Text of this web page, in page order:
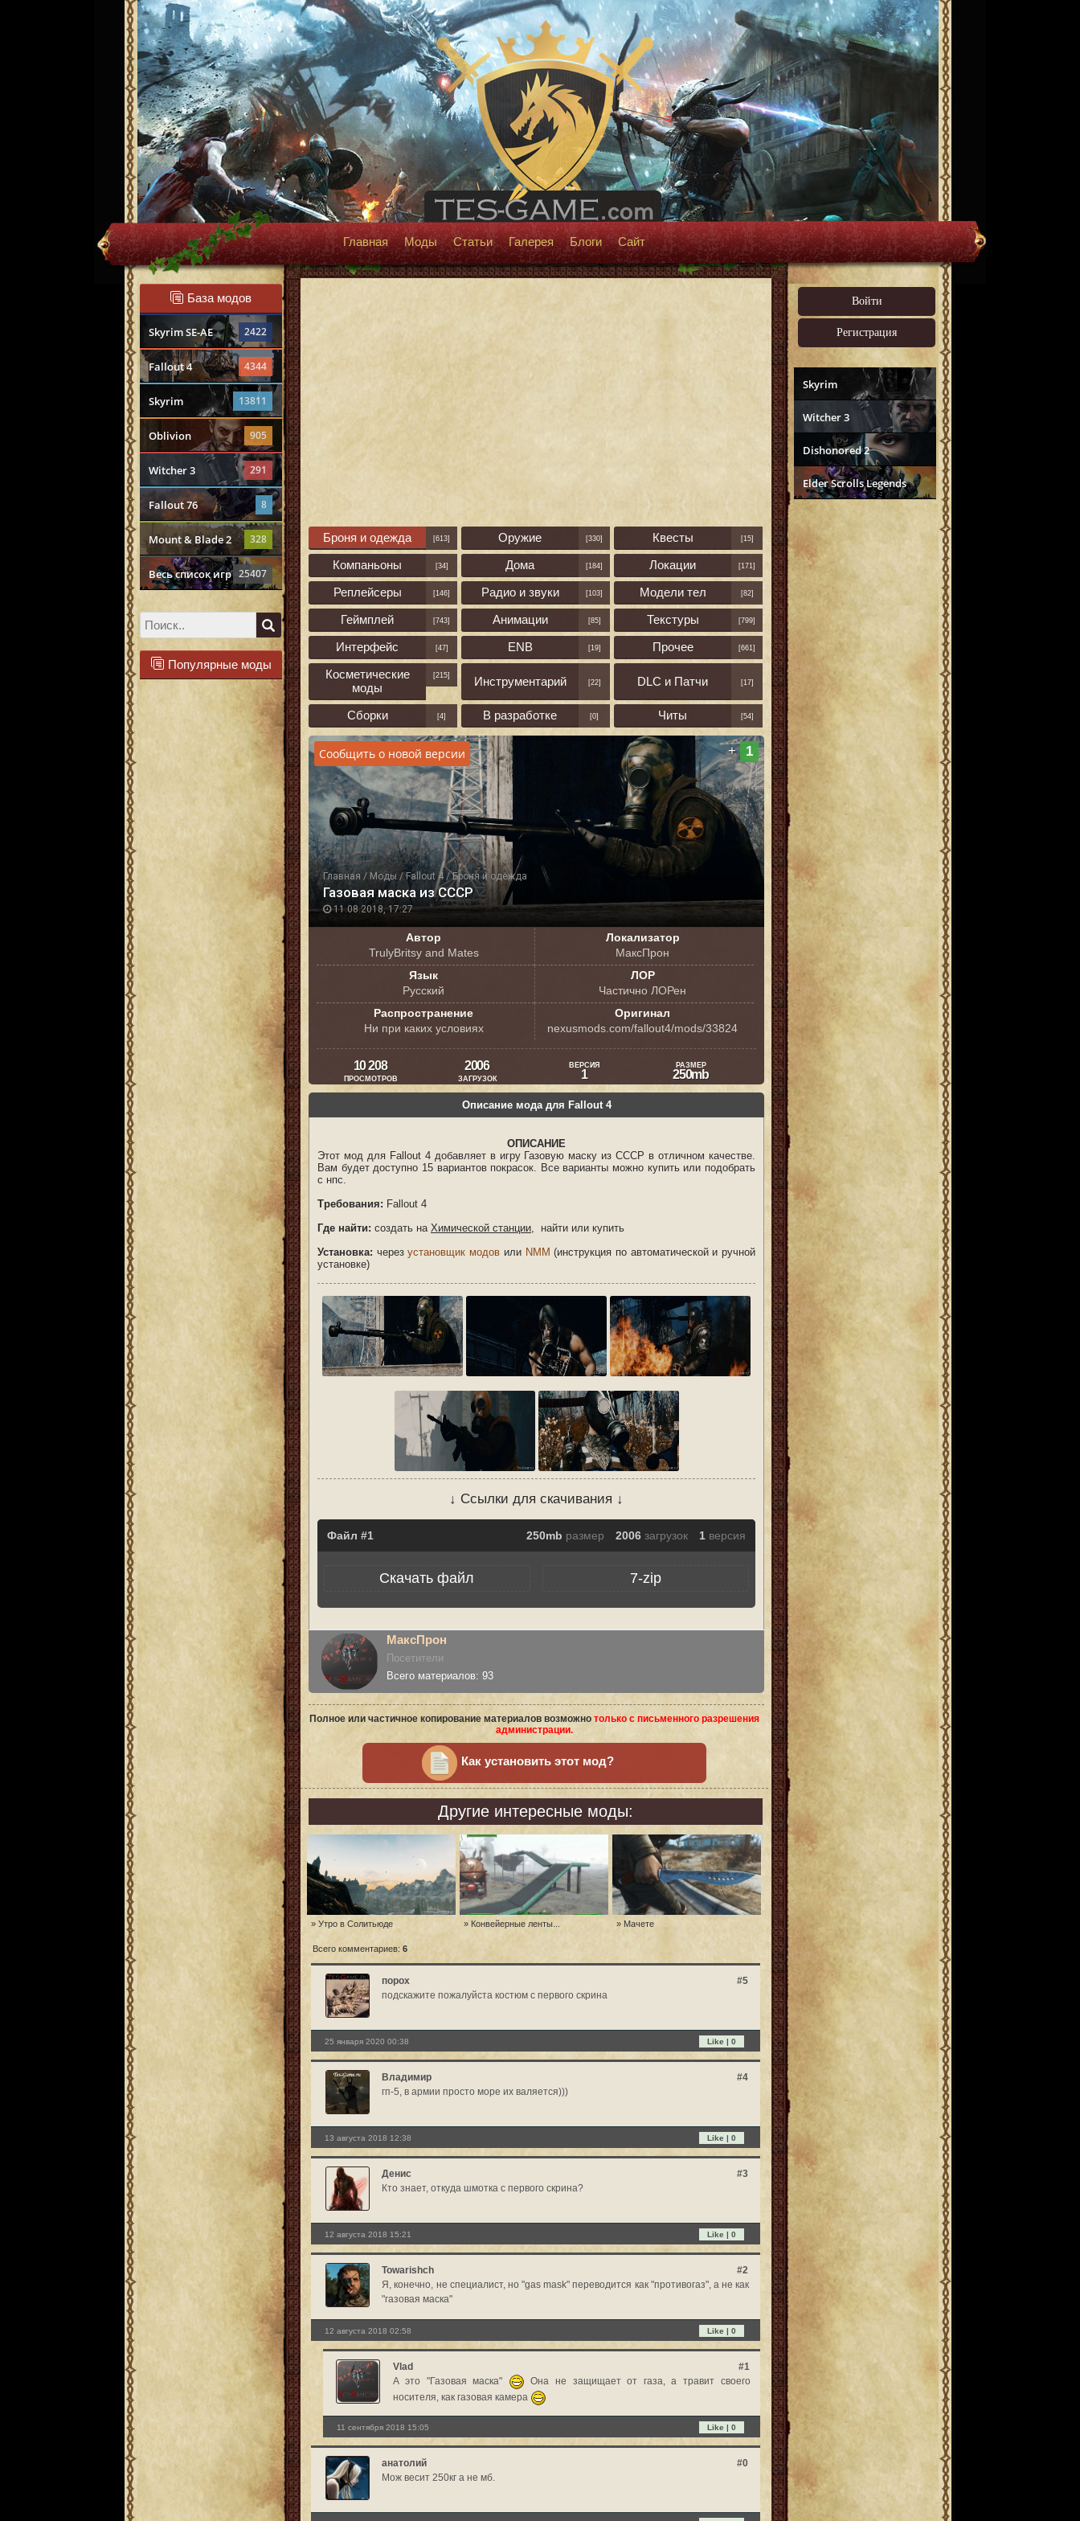
Главная Моды Статьи Галерея Блоги Сайт
База модов
Skyrim SE-AE 2422
Fallout 4 4344
Skyrim 13811
Oblivion 905
Witcher 3 291
Fallout 76 8
Mount & Blade 2 328
Весь список игр 25407
Популярные моды
Войти
Регистрация
Skyrim
Witcher 3
Dishonored 2
Elder Scrolls Legends
Броня и одежда [613] Оружие [330] Квесты [15]
Компаньоны [34] Дома [184] Локации [171]
Реплейсеры [146] Радио и звуки [103] Модели тел [82]
Геймплей [743] Анимации [85] Текстуры [799]
Интерфейс [47] ENB [19] Прочее [661]
Косметические
моды
[215] Инструментарий [22] DLC и Патчи [17]
Сборки [4] В разработке [0] Читы [54]
Главная / Моды/Fallout 4 /Броня и одежда
11.08.2018, 17:27
Газовая маска из СССР
Сообщить о новой версии + 1
Автор
TrulyBritsy and Mates
Локализатор
МаксПрон
Язык
Русский
ЛОР
Частично ЛОРен
Распространение
Ни при каких условиях
Оригинал
nexusmods.com/fallout4/mods/33824
10 208
ПРОСМОТРОВ
2006
ЗАГРУЗОК
ВЕРСИЯ
1
РАЗМЕР
250mb
Описание мода для Fallout 4
ОПИСАНИЕ
Этот мод для Fallout 4 добавляет в игру Газовую маску из СССР в отличном качестве.
Вам будет доступно 15 вариантов покрасок. Все варианты можно купить или подобрать
с нпс.
Требования: Fallout 4
Где найти: создать на Химической станции, найти или купить
Установка: черезустановщик модов или NMM (инструкция по автоматической и ручной
установке)
↓ Ссылки для скачивания ↓
Файл 250mb размер 2006 загрузок 1 версия
Скачать файл 7-zip
МаксПрон
Посетители
Всего материалов: 93
Полное или частичное копирование материалов возможно только с письменного разрешения
администрации.
Как установить этот мод?
Другие интересные моды:
» Утро в Солитьюде » Конвейерные ленты... » Мачете
Всего комментариев: 6
порох
#5
подскажите пожалуйста костюм с первого скрина
25 января 2020 00:38 Like | 0
Владимир
#4
гп-5, в армии просто море их валяется)))
13 августа 2018 12:38 Like | 0
Денис
#3
Кто знает, откуда шмотка с первого скрина?
12 августа 2018 15:21 Like | 0
Towarishch
#2
Я, конечно, не специалист, но "gas mask" переводится как "противогаз", а не как
"газовая маска"
12 августа 2018 02:58 Like | 0
Vlad
#1
А это "Газовая маска"
Она не защищает от газа, а травит своего
носителя, как газовая камера
11 сентября 2018 15:05 Like |0
анатолий
#0
Мож весит 250кг а не мб.